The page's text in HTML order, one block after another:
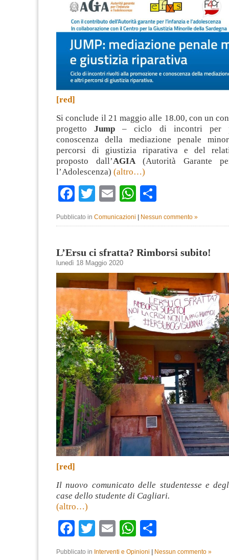
[red]
Si conclude il 21 maggio alle 18.00, con un
progettoJump – ciclo di incontri per
conoscenza della mediazione penale
percorsi di giustizia riparativa e del
proposto dall’AGIA(Autorità Garante
l’Adolescenza) (altro…)
Facebook
TwitterEmailWhatsApp
Pubblicato in Comunicazioni Nessun commento »
L’Ersu ci sfratta? Rimborsi subito!
lunedì 18 Maggio 2020
[red]
Il nuovo comunicato delle studentesse e
case dello studente di Cagliari.
(altro…)
Facebook
TwitterEmailWhatsApp
Pubblicato in Interventi e Opinioni Nessun commento »